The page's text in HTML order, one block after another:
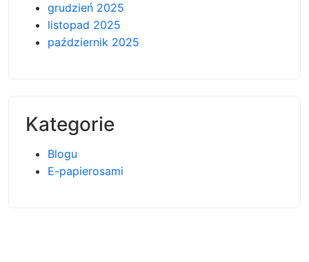
grudzień 2025
listopad 2025
październik 2025
Kategorie
Blogu
E-papierosami